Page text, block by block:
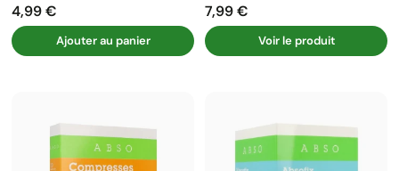
Prix
4,99 €
Ajouter au panier
Prix
7,99 €
Voir le produit